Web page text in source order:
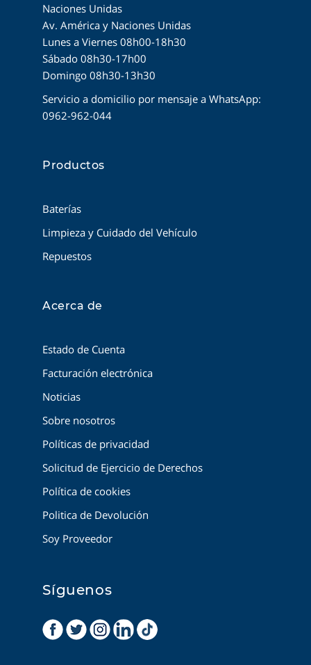
Naciones Unidas
Av. América y Naciones Unidas
Lunes a Viernes 08h00-18h30
Sábado 08h30-17h00
Domingo 08h30-13h30
Servicio a domicilio por mensaje a WhatsApp:
0962-962-044
Productos
Baterías
Limpieza y Cuidado del Vehículo
Repuestos
Acerca de
Estado de Cuenta
Facturación electrónica
Noticias
Sobre nosotros
Políticas de privacidad
Solicitud de Ejercicio de Derechos
Política de cookies
Politica de Devolución
Soy Proveedor
Síguenos